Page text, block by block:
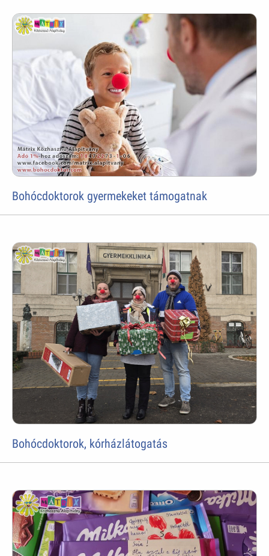
Bohócdoktorok gyermekeket támogatnak
Bohócdoktorok, kórházlátogatás